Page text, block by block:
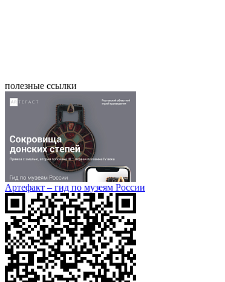
полезные ссылки
Артефакт – гид по музеям России